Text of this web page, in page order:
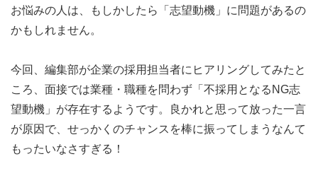
お悩みの人は、もしかしたら「志望動機」に問題があるの
かもしれません。
今回、編集部が企業の採用担当者にヒアリングしてみたと
ころ、面接では業種・職種を問わず「不採用となるNG志
望動機」が存在するようです。良かれと思って放った一言
が原因で、せっかくのチャンスを棒に振ってしまうなんて
もったいなさすぎる！